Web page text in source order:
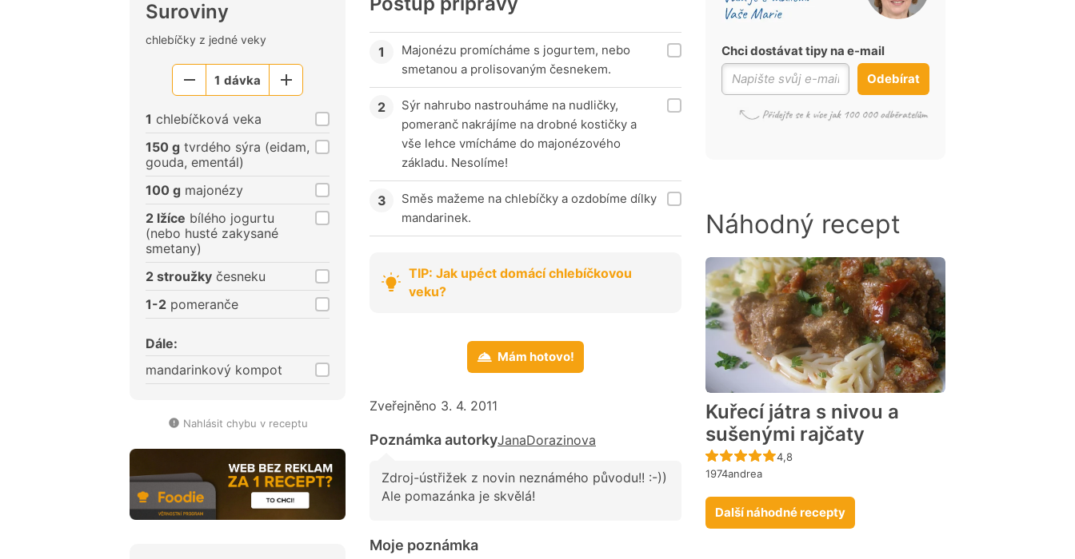
Suroviny
chlebíčky z jedné veky
Menší
1 dávka
Větší
1 chlebíčková veka
150 g tvrdého sýra (eidam,
gouda, ementál)
100 g majonézy
2 lžíce bílého jogurtu
(nebo husté zakysané
smetany)
2 stroužky česneku
1-2 pomeranče
Dále:
mandarinkový kompot
Nahlásit chybu v receptu
Majonézu promícháme s jogurtem, nebo
smetanou a prolisovaným česnekem.
Sýr nahrubo nastrouháme na nudličky,
pomeranč nakrájíme na drobné kostičky a
vše lehce vmícháme do majonézového
základu. Nesolíme!
Směs mažeme na chlebíčky a ozdobíme dílky
mandarinek.
TIP: Jak upéct domácí chlebíčkovou
veku?
Mám hotovo!
Zveřejněno 3. 4. 2011
Poznámka autorkyJanaDorazinova
Zdroj-ústřižek z novin neznámého původu!! :-))
Ale pomazánka je skvělá!
Moje poznámka
Chci dostávat tipy na e-mail
Odebírat
Náhodný recept
Kuřecí játra s nivou a
sušenými rajčaty
Recept ještě nebyl hodnocen
4,8
1974andrea
Další náhodné recepty